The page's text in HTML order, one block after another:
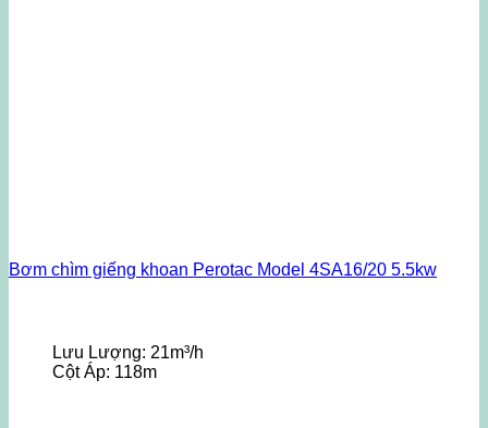
Bơm chìm giếng khoan Perotac Model 4SA16/20 5.5kw
Lưu Lượng: 21m³/h
Cột Áp: 118m